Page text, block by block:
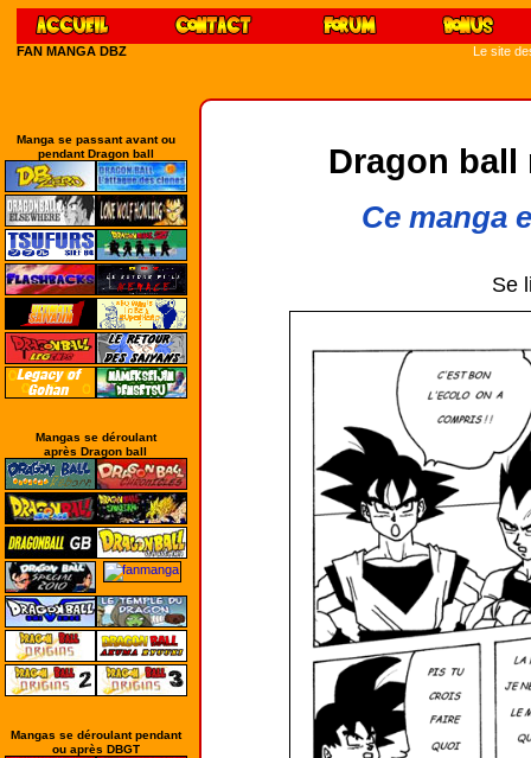
FAN MANGA DBZ Le site
Manga se passant avant ou
pendant Dragon ball
Mangas se déroulant
après Dragon ball
Mangas se déroulant pendant
ou après DBGT
Dragon ball
Ce manga
Se